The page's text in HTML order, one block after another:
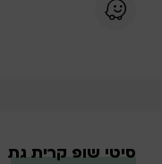
סיטי שופ קרית גת